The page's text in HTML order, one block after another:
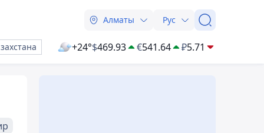
Алматы Рус
+24°$469.93 €541.64 ₽5.71